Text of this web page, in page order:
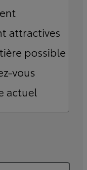
attractives
possible
vous
actuel